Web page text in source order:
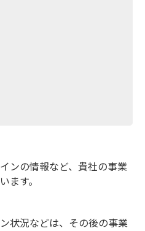
ンの情報など、貴社の事業
ます。
状況などは、その後の事業